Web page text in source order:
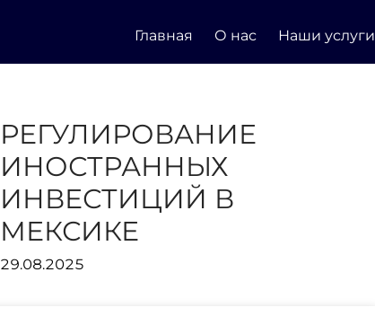
Главная О нас Наши услуги
РЕГУЛИРОВАНИЕ
ИНОСТРАННЫХ
ИНВЕСТИЦИЙ В
МЕКСИКЕ
29.08.2025